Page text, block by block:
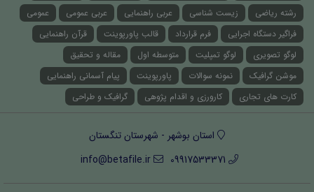
رشته ریاضی
زیست شناسی عربی راهنمایی عربی عمومی
عمومی
فراگیر دستگاه اجرایی
فرم قرارداد قالب پاورپوینت
قرآن راهنمایی
لوگو تصویری
لوگو تمپلیت متوسطه اول
مقاله و تحقیق
موشن گرافیک
نمونه سوالات پاورپوینت
پیام آسمانی راهنمایی
کارت های تجاری
کارورزی و اقدام پژوهی گرافیک و طراحی
استان بوشهر - شهرستان تنگستان
09917533371
info@betafile.ir